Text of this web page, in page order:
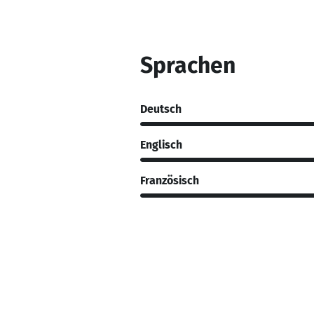
Sprachen
Deutsch
Englisch
Französisch